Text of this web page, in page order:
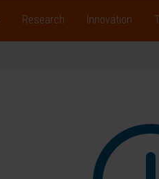
Research Innovation